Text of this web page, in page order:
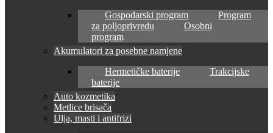
Gospodarski program
Program
za poljoprivredu
Osobni
program
Akumulatori za posebne namjene
Hermetičke baterije
Trakcijske
baterije
Auto kozmetika
Metlice brisača
Ulja, masti i antifrizi